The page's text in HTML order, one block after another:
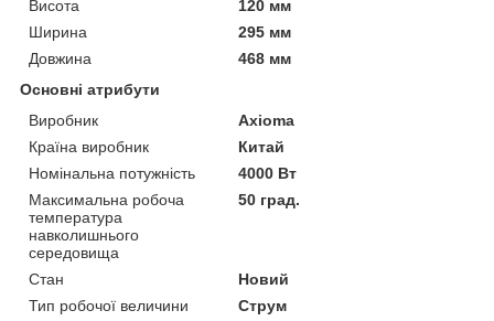
Висота
120 мм
Ширина
295 мм
Довжина
468 мм
Основні атрибути
Виробник
Axioma
Країна виробник
Китай
Номінальна потужність
4000 Вт
Максимальна робоча
температура
навколишнього
середовища
50 град.
Стан
Новий
Тип робочої величини
Струм